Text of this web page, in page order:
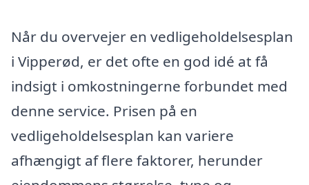
Når du overvejer en vedligeholdelsesplan
i Vipperød, er det ofte en god idé at få
indsigt i omkostningerne forbundet med
denne service. Prisen på en
vedligeholdelsesplan kan variere
afhængigt af flere faktorer, herunder